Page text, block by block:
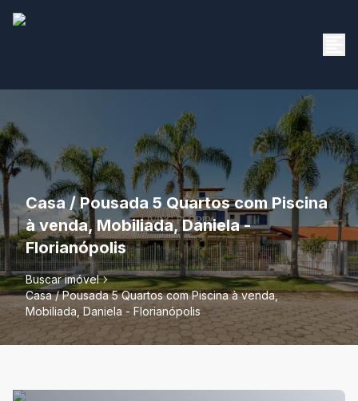
Casa / Pousada 5 Quartos com Piscina
à venda, Mobiliada, Daniela -
Florianópolis
Buscar imóvel
Casa / Pousada 5 Quartos com Piscina à venda,
Mobiliada, Daniela - Florianópolis